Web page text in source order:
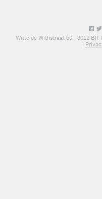
Witte de Withstraat 50 - 3012 BR
|